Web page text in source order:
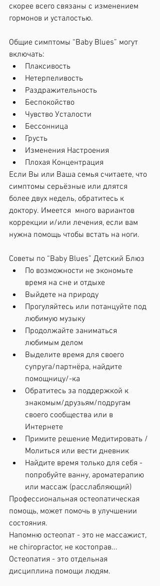
скорее всего связаны с изменением
гормонов и усталостью.
Общие симптомы “Baby Blues” могут
включать:
Плаксивость
Нетерпеливость
Раздражительность
Беспокойство
Чувство Усталости
Бессонница
Грусть
Изменения Настроения
Плохая Концентрация
Если Вы или Ваша семья считаете, что
симптомы серьёзные или длятся
более двух недель, обратитесь к
доктору. Имеется  много вариантов
коррекции и/или лечения, если вам
нужна помощь чтобы встать на ноги.
Советы по “Baby Blues” Детский Блюз
По возможности не экономьте
время на сне и отдыхе
Выйдете на природу
Прогуляйтесь или потанцуйте под
любимую музыку
Продолжайте заниматься
любимым делом
Выделите время для своего
супруга/партнёра, найдите
помощницу/-ка
Обратитесь за поддержкой к
знакомым/друзьям/подругам
своего сообщества или в
Интернете
Примите решение Медитировать /
Молиться или вести дневник
Найдите время только для себя -
попробуйте ванну, ароматерапию
или массаж (расслабляющий)
Профессиональная остеопатическая
помощь, может помочь в улучшении
состояния.
Напомню остеопат - это не массажист,
не chiropractor, не костоправ...
Остеопатия - это отдельная
дисциплина помощи людям.